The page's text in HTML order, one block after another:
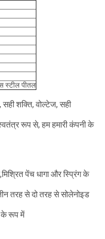
स्टील पीतल
शक्ति, वोल्टेज, सही
रूप से, हम हमारी कंपनी के
पेंच धागा और स्प्रिंग के
तरह से दो तरह से सोलेनोइड
के रूप में